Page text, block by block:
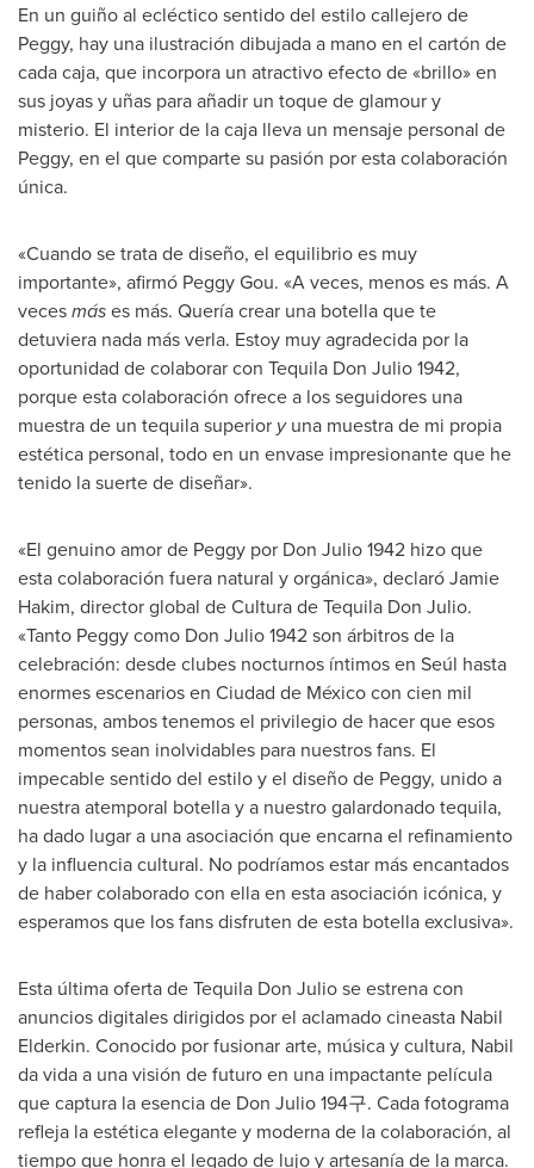
En un guiño al ecléctico sentido del estilo callejero de
Peggy, hay una ilustración dibujada a mano en el cartón de
cada caja, que incorpora un atractivo efecto de «brillo» en
sus joyas y uñas para añadir un toque de glamour y
misterio. El interior de la caja lleva un mensaje personal de
Peggy, en el que comparte su pasión por esta colaboración
única.
«Cuando se trata de diseño, el equilibrio es muy
importante», afirmó Peggy Gou. «A veces, menos es más. A
vecesmáses más. Quería crear una botella que te
detuviera nada más verla. Estoy muy agradecida por la
oportunidad de colaborar con Tequila Don Julio1942,
porque esta colaboración ofrece a los seguidores una
muestra de un tequila superior yuna muestra de mi propia
estética personal, todo en un envase impresionante que he
tenido la suerte de diseñar».
«El genuino amor de Peggy por Don Julio1942 hizo que
esta colaboración fuera natural y orgánica», declaróJamie
Hakim, director global de Cultura deTequila Don Julio.
«Tanto Peggy como Don Julio1942 son árbitros de la
celebración: desde clubes nocturnos íntimos en Seúl hasta
enormes escenarios en Ciudad de México con cien mil
personas, ambos tenemos el privilegio de hacer que esos
momentos sean inolvidables para nuestros fans. El
impecable sentido del estilo y el diseño de Peggy, unido a
nuestra atemporal botella y a nuestro galardonado tequila,
ha dado lugar a una asociación que encarna el refinamiento
y la influencia cultural. No podríamos estar más encantados
de haber colaborado con ella en esta asociación icónica, y
esperamos que los fans disfruten de esta botella exclusiva».
Esta última oferta deTequila Don Juliose estrena con
anuncios digitales dirigidos por el aclamado cineasta Nabil
Elderkin. Conocido por fusionar arte, música y cultura, Nabil
da vida a una visión de futuro en una impactante película
que captura la esencia de Don Julio194구. Cada fotograma
refleja la estética elegante y moderna de la colaboración, al
tiempo que honra el legado de lujo y artesanía de la marca.